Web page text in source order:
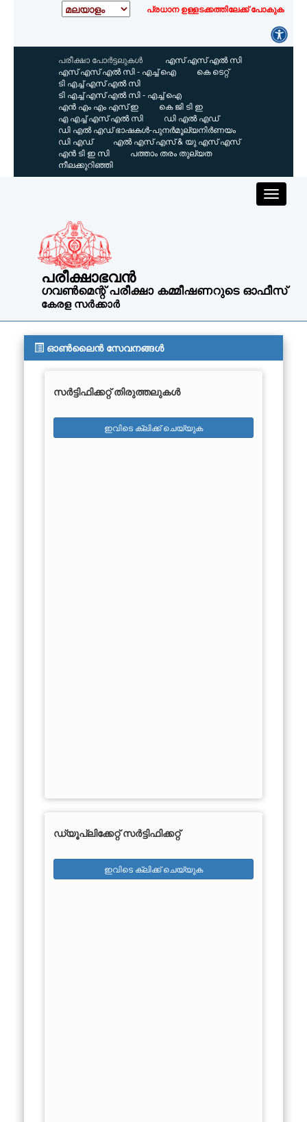
പ്രധാന ഉള്ളടക്കത്തിലേക്ക് പോകുക
പരീക്ഷാ പോർട്ടലുകൾ
എസ്‌ എസ്‌ എൽ സി
എസ്‌ എസ്‌ എൽ സി - എച്ച് ഐ
കെ ടെറ്റ്
ടി എച്ച് എസ്‌ എൽ സി
ടി എച്ച് എസ്‌ എൽ സി - എച്ച് ഐ
എൻ എം എം എസ്‌ ഇ
കെ ജി ടി ഇ
എ എച്ച് എസ്‌ എൽ സി
ഡി എൽ എഡ്
ഡി എൽ എഡ് ഭാഷകൾ-പുനർമൂല്യനിർണയം
ഡി എഡ്
എൽ എസ്‌ എസ്‌ & യു എസ്‌ എസ്‌
എൻ ടി ഇ സി
പത്താം തരം തുല്യത
നീലക്കുറിഞ്ഞി
പരീക്ഷാഭവൻ
ഗവൺമെന്റ് പരീക്ഷാ കമ്മീഷണറുടെ ഓഫീസ്
കേരള സർക്കാർ
ഓൺലൈൻ സേവനങ്ങൾ
സർട്ടിഫിക്കറ്റ് തിരുത്തലുകൾ
ഇവിടെ ക്ലിക്ക് ചെയ്യുക
ഡ്യൂപ്ലിക്കേറ്റ് സർട്ടിഫിക്കറ്റ്
ഇവിടെ ക്ലിക്ക് ചെയ്യുക